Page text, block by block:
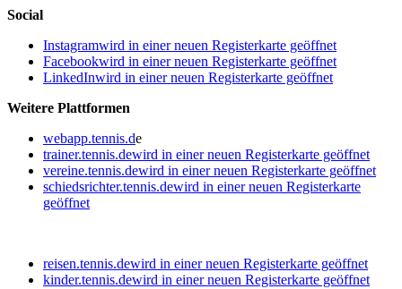
Social
Instagramwird in einer neuen Registerkarte geöffnet
Facebookwird in einer neuen Registerkarte geöffnet
LinkedInwird in einer neuen Registerkarte geöffnet
Weitere Plattformen
webapp.tennis.de
trainer.tennis.dewird in einer neuen Registerkarte geöffnet
vereine.tennis.dewird in einer neuen Registerkarte geöffnet
schiedsrichter.tennis.dewird in einer neuen Registerkarte
geöffnet
reisen.tennis.dewird in einer neuen Registerkarte geöffnet
kinder.tennis.dewird in einer neuen Registerkarte geöffnet